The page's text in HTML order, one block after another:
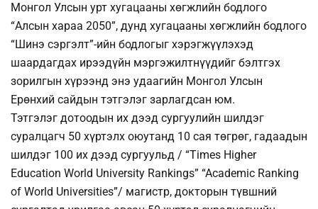
Монгол Улсын урт хугацааны хөгжлийн бодлого
“Алсын хараа 2050”, дунд хугацааны хөгжлийн бодлого
“Шинэ сэргэлт”-ийн бодлогыг хэрэгжүүлэхэд
шаардагдах ирээдүйн мэргэжилтнүүдийг бэлтгэх
зорилгын хүрээнд энэ удаагийн Монгол Улсын
Ерөнхий сайдын тэтгэлэг зарлагдсан юм.
Тэтгэлэг дотоодын их дээд сургуулийн шилдэг
суралцагч 50 хүртэлх оюутанд 10 сая төгрөг, гадаадын
шилдэг 100 их дээд сургуульд / “Times Higher
Education World University Rankings” “Academic Ranking
of World Universities”/ магистр, докторын түвшний